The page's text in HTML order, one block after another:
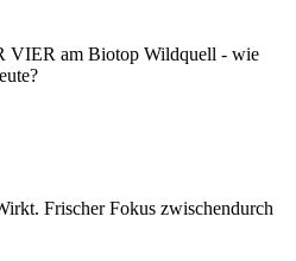
VIER am Biotop Wildquell - wie
Frischer Fokus zwischendurch